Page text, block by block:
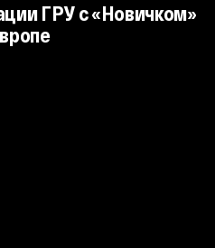
ГРУ с «Новичком»